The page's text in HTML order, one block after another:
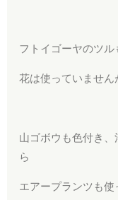
フトイゴーヤのツ
花は使っていません
山ゴボウも色付き
ら
エアープランツも使